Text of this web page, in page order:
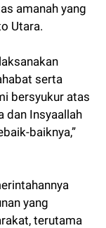
amanah yang
Utara.
serta
bersyukur atas
dan Insyaallah
baiknya,”
yang
terutama